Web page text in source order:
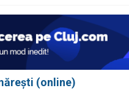
(online)